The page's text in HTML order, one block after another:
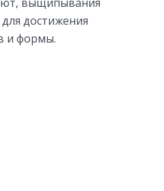
достижения
и формы.